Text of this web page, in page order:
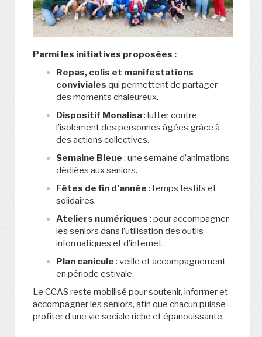
Parmi les initiatives proposées :
Repas, colis et manifestations
conviviales qui permettent de partager
des moments chaleureux.
Dispositif Monalisa: lutter contre
l’isolement des personnes âgées grâce à
des actions collectives.
Semaine Bleue : une semaine d’animations
dédiées aux seniors.
Fêtes de fin d’année : temps festifs et
solidaires.
Ateliers numériques : pour accompagner
les seniors dans l’utilisation des outils
informatiques et d’internet.
Plan canicule : veille et accompagnement
en période estivale.
Le CCAS reste mobilisé pour soutenir, informer et
accompagner les seniors, afin que chacun puisse
profiter d’une vie sociale riche et épanouissante.